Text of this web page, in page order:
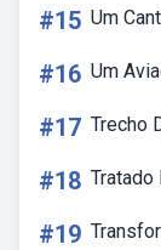
#15 Um
#16 Um
#17 Trecho
#18 Tratado
#19